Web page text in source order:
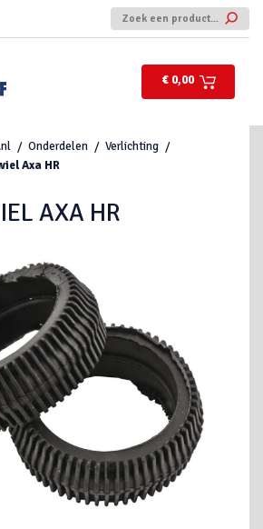
€ 0,00
Onderdelen
Verlichting
Axa HR
AXA HR